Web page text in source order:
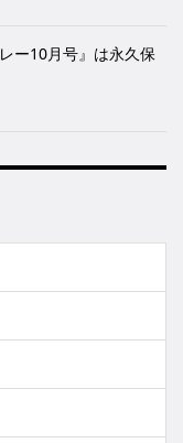
ー10月号』は永久保